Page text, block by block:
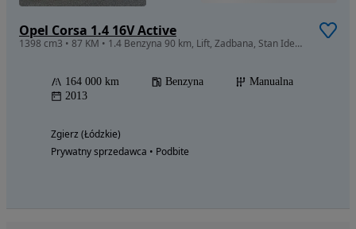
Opel Corsa 1.4 16V Active
1398 cm3 • 87 KM • 1.4 Benzyna 90 km, Lift, Zadbana, Stan Idealny, POLECAM
164 000 km Benzyna
Manualna
2013
Zgierz (Łódzkie)
Prywatny sprzedawca • Podbite